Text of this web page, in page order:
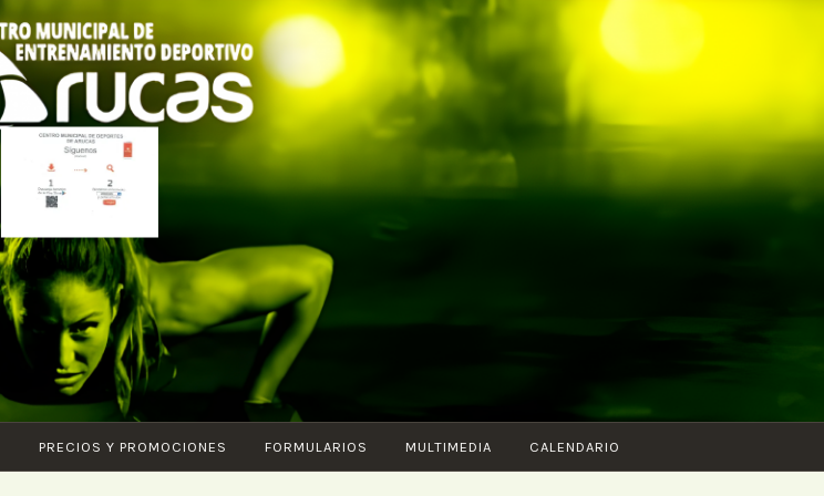
CENTRO DE
ENTRENAMIENTO
DEPORTIVO
ARUCAS
Piscina – Fitness
– Entrenamiento
funcional –
Karate – Pilates
– Ciclo Indoor –
PRECIOS Y PROMOCIONES FORMULARIOS MULTIMEDIA CALENDARIO